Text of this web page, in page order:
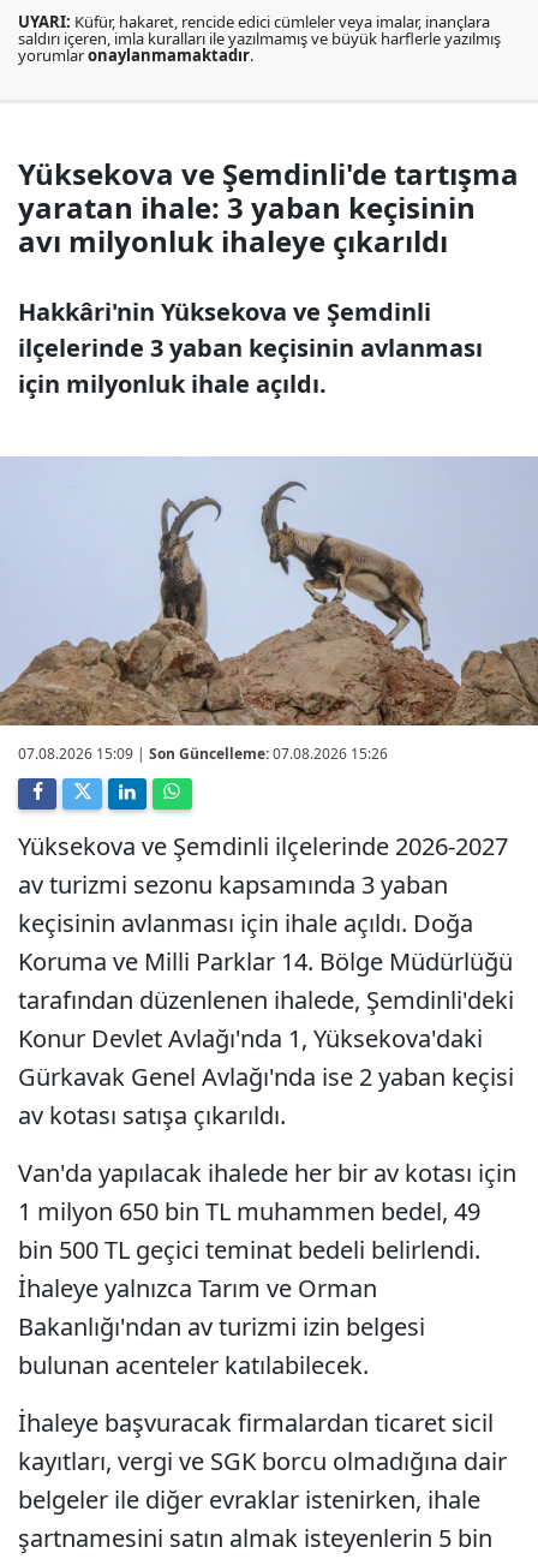
UYARI: Küfür, hakaret, rencide edici cümleler veya imalar, inançlara
saldırı içeren, imla kuralları ile yazılmamış ve büyük harflerle yazılmış
yorumlaronaylanmamaktadır.
Yüksekova ve Şemdinli'de tartışma
yaratan ihale: 3 yaban keçisinin
avı milyonluk ihaleye çıkarıldı
Hakkâri'nin Yüksekova ve Şemdinli
ilçelerinde 3 yaban keçisinin avlanması
için milyonluk ihale açıldı.
07.08.2026 15:09 | Son Güncelleme:07.08.2026 15:26
Yüksekova ve Şemdinli ilçelerinde 2026-2027
av turizmi sezonu kapsamında 3 yaban
keçisinin avlanması için ihale açıldı. Doğa
Koruma ve Milli Parklar 14. Bölge Müdürlüğü
tarafından düzenlenen ihalede, Şemdinli'deki
Konur Devlet Avlağı'nda 1, Yüksekova'daki
Gürkavak Genel Avlağı'nda ise 2 yaban keçisi
av kotası satışa çıkarıldı.
Van'da yapılacak ihalede her bir av kotası için
1 milyon 650 bin TL muhammen bedel, 49
bin 500 TL geçici teminat bedeli belirlendi.
İhaleye yalnızca Tarım ve Orman
Bakanlığı'ndan av turizmi izin belgesi
bulunan acenteler katılabilecek.
İhaleye başvuracak firmalardan ticaret sicil
kayıtları, vergi ve SGK borcu olmadığına dair
belgeler ile diğer evraklar istenirken, ihale
şartnamesini satın almak isteyenlerin 5 bin